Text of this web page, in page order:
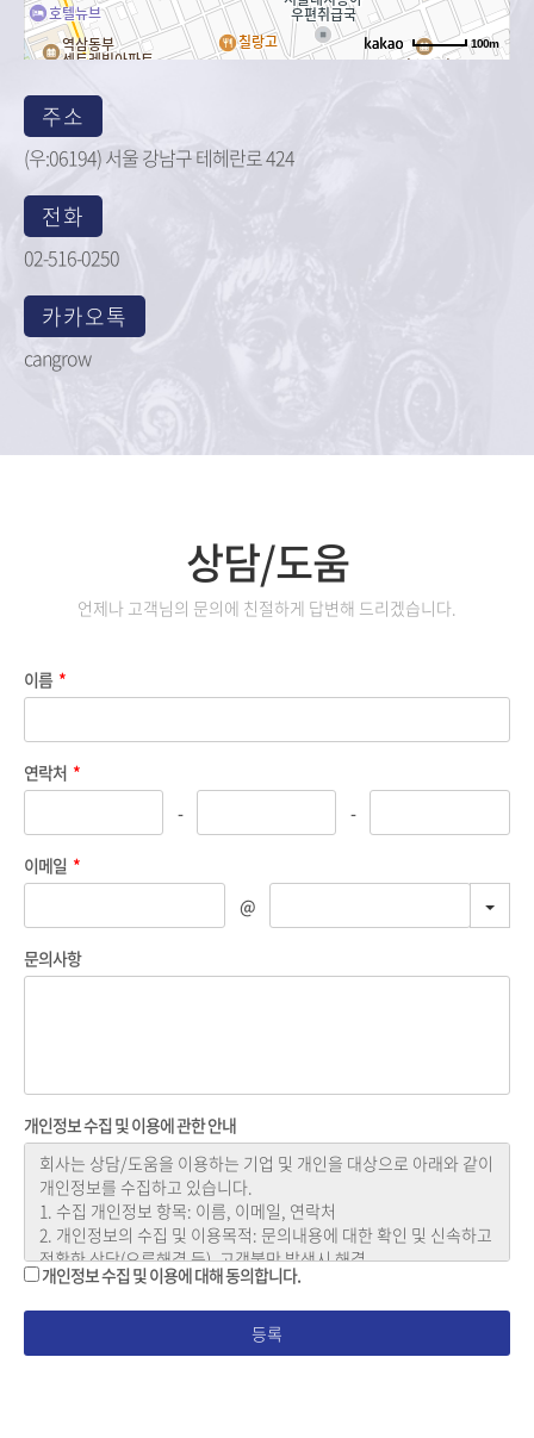
100m
주소
전화
주소
(우:06194) 서울 강남구 테헤란로 424
전화
02-516-0250
카카오톡
cangrow
상담/도움
언제나 고객님의 문의에 친절하게 답변해 드리겠습니다.
이름 *
연락처 *
-
-
이메일 *
@
문의사항
개인정보 수집 및 이용에 관한 안내
개인정보 수집 및 이용에 대해 동의합니다.
등록